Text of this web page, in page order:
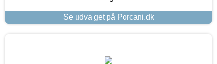
Se udvalget på Porcani.dk